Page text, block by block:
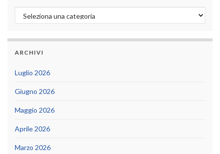
Categorie
ARCHIVI
Luglio 2026
Giugno 2026
Maggio 2026
Aprile 2026
Marzo 2026